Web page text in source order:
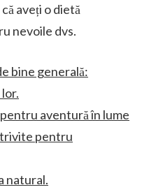
aveți o dietă
nevoile dvs.
bine generală:
aventură în lume
pentru
natural.